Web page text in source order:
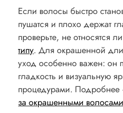
Если волосы быстро
пушатся и плохо держат
проверьте, не относятся
типу. Для окрашенной
уход особенно важен: он
гладкость и визуальную
процедурами. Подробнее
за окрашенными волосами